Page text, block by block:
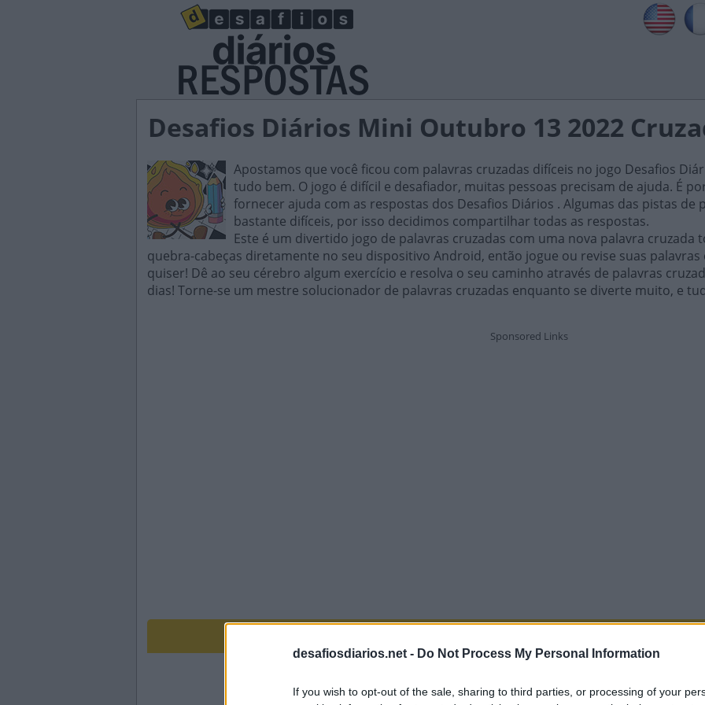
desafiosdiarios.net - Do Not Process My Personal Information
If you wish to opt-out of the sale, sharing to third parties, or processing of your
Desafios Diários Mini Outubro 13 2022
Apostamos que você ficou com palavras cruzadas difíceis no jogo Desafios
tudo bem. O jogo é difícil e desafiador, muitas pessoas precisam de ajuda. É
fornecer ajuda com as respostas dos Desafios Diários . Algumas das pistas de
bastante difíceis, por isso decidimos compartilhar todas as respostas.
Este é um divertido jogo de palavras cruzadas com uma nova palavra cruzada
quebra-cabeças diretamente no seu dispositivo Android, então jogue ou revise suas
quiser! Dê ao seu cérebro algum exercício e resolva o seu caminho através de palavras
dias! Torne-se um mestre solucionador de palavras cruzadas enquanto se diverte muito, e
T
R A
P